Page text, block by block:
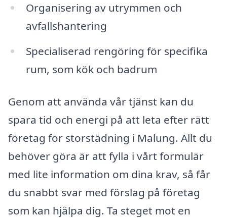
Organisering av utrymmen och
avfallshantering
Specialiserad rengöring för specifika
rum, som kök och badrum
Genom att använda vår tjänst kan du
spara tid och energi på att leta efter rätt
företag för storstädning i Malung. Allt du
behöver göra är att fylla i vårt formulär
med lite information om dina krav, så får
du snabbt svar med förslag på företag
som kan hjälpa dig. Ta steget mot en